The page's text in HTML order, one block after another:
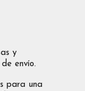
y
envío.
para una